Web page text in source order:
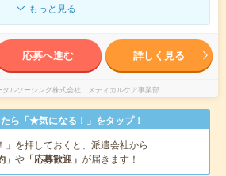
もっと見る
応募へ進む 詳しく見る
タルソーシング株式会社 メディカルケア事業部
ら「★気になる！」をタップ！
」を押しておくと、派遣会社から
」 や 「応募歓迎」 が届きます！